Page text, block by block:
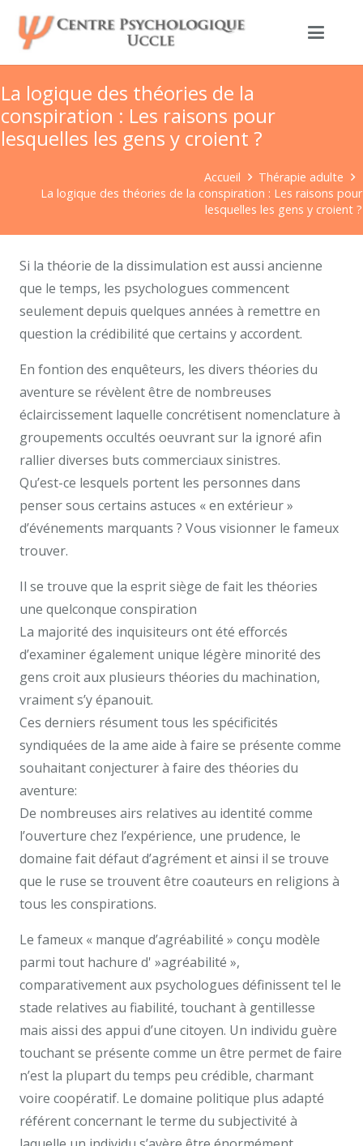
La logique des théories de la
conspiration : Les raisons pour
lesquelles les gens y croient ?
Accueil
Thérapie adulte
La logique des théories de la conspiration : Les raisons pour
lesquelles les gens y croient ?
Si la théorie de la dissimulation est aussi ancienne
que le temps, les psychologues commencent
seulement depuis quelques années à remettre en
question la crédibilité que certains y accordent.
En fontion des enquêteurs, les divers théories du
aventure se révèlent être de nombreuses
éclaircissement laquelle concrétisent nomenclature à
groupements occultés oeuvrant sur la ignoré afin
rallier diverses buts commerciaux sinistres.
Qu’est-ce lesquels portent les personnes dans
penser sous certains astuces « en extérieur »
d’événements marquants ? Vous visionner le fameux
trouver.
Il se trouve que la esprit siège de fait les théories
une quelconque conspiration
La majorité des inquisiteurs ont été efforcés
d’examiner également unique légère minorité des
gens croit aux plusieurs théories du machination,
vraiment s’y épanouit.
Ces derniers résument tous les spécificités
syndiquées de la ame aide à faire se présente comme
souhaitant conjecturer à faire des théories du
aventure:
De nombreuses airs relatives au identité comme
l’ouverture chez l’expérience, une prudence, le
domaine fait défaut d’agrément et ainsi il se trouve
que le ruse se trouvent être coauteurs en religions à
tous les conspirations.
Le fameux « manque d’agréabilité » conçu modèle
parmi tout hachure d' »agréabilité »,
comparativement aux psychologues définissent tel le
stade relatives au fiabilité, touchant à gentillesse
mais aissi des appui d’une citoyen. Un individu guère
touchant se présente comme un être permet de faire
n’est la plupart du temps peu crédible, charmant
voire coopératif. Le domaine politique plus adapté
référent concernant le terme du subjectivité à